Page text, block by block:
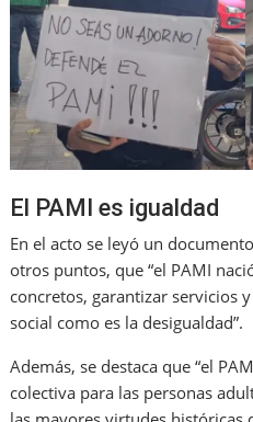
El PAMI es igualdad
En el acto se leyó un
otros puntos, que “el PAMI
concretos, garantizar servicios
social como es la desigualdad”.
Además, se destaca que “el
colectiva para las personas